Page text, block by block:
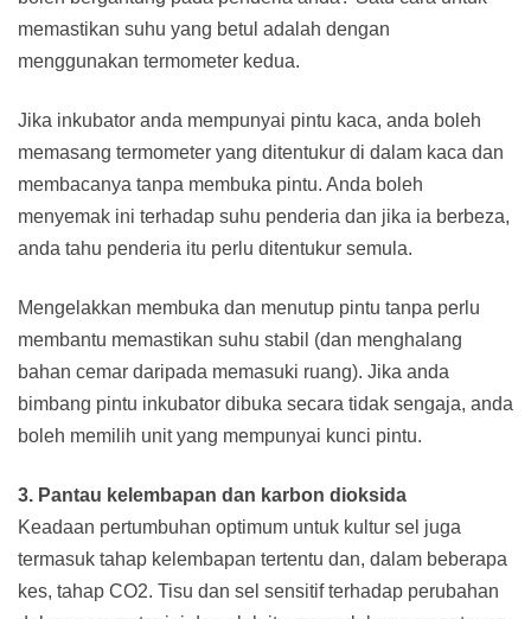
memastikan suhu yang betul adalah dengan
menggunakan termometer kedua.
Jika inkubator anda mempunyai pintu kaca, anda boleh
memasang termometer yang ditentukur di dalam kaca dan
membacanya tanpa membuka pintu. Anda boleh
menyemak ini terhadap suhu penderia dan jika ia berbeza,
anda tahu penderia itu perlu ditentukur semula.
Mengelakkan membuka dan menutup pintu tanpa perlu
membantu memastikan suhu stabil (dan menghalang
bahan cemar daripada memasuki ruang). Jika anda
bimbang pintu inkubator dibuka secara tidak sengaja, anda
boleh memilih unit yang mempunyai kunci pintu.
3. Pantau kelembapan dan karbon dioksida
Keadaan pertumbuhan optimum untuk kultur sel juga
termasuk tahap kelembapan tertentu dan, dalam beberapa
kes, tahap CO2. Tisu dan sel sensitif terhadap perubahan